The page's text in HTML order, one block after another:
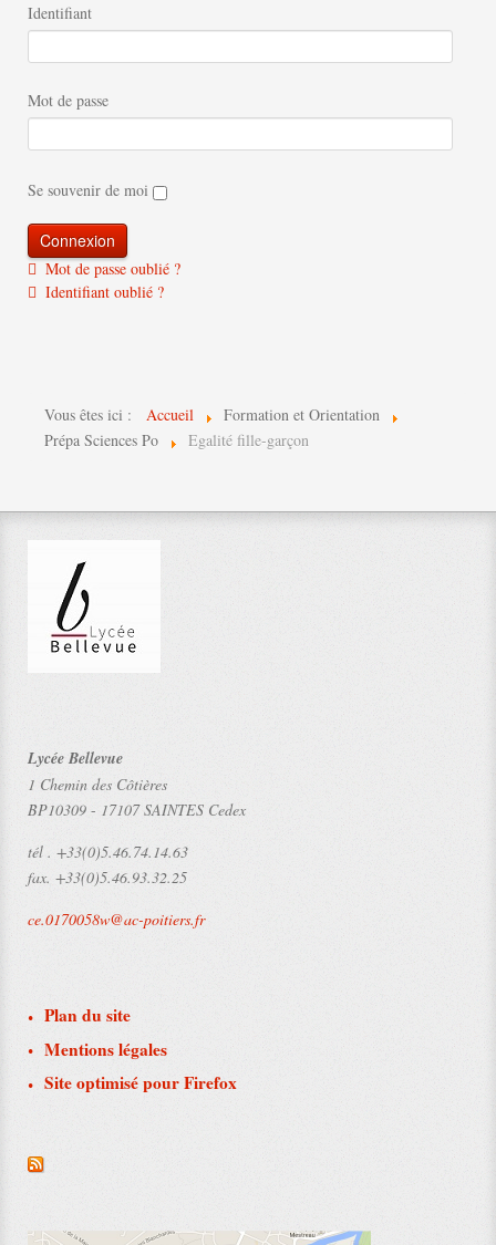
Identifiant
Mot de passe
Se souvenir de moi
Mot de passe oublié ?
Identifiant oublié ?
Vous êtes ici : Accueil
Formation et Orientation
Prépa Sciences Po
Egalité fille-garçon
Lycée Bellevue
1 Chemin des Côtières
BP10309 - 17107 SAINTES Cedex
tél . +33(0)5.46.74.14.63
fax. +33(0)5.46.93.32.25
ce.0170058w@ac-poitiers.fr
Plan du site
Mentions légales
Site optimisé pour Firefox